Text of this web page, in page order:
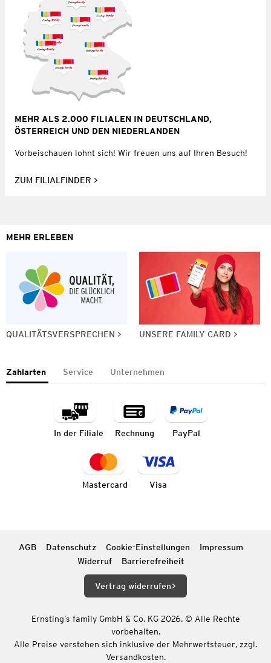
MEHR ALS 2.000 FILIALEN IN DEUTSCHLAND,
ÖSTERREICH UND DEN NIEDERLANDEN
Vorbeischauen lohnt sich! Wir freuen uns auf Ihren Besuch!
ZUM FILIALFINDER
MEHR ERLEBEN
QUALITÄTSVERSPRECHEN UNSERE FAMILY CARD
Zahlarten Service Unternehmen
In der Filiale Rechnung PayPal
Mastercard Visa
AGB Datenschutz Cookie-Einstellungen
Impressum
Widerruf
Barrierefreiheit
Vertrag widerrufen
Ernsting’s family GmbH & Co. KG 2026. © Alle Rechte
vorbehalten.
Alle Preise verstehen sich inklusive der Mehrwertsteuer, zzgl.
Versandkosten.